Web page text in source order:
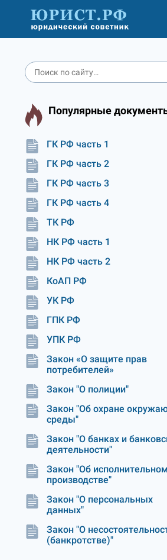
Популярные
ГК РФ часть 1
ГК РФ часть 2
ГК РФ часть 3
ГК РФ часть 4
ТК РФ
НК РФ часть 1
НК РФ часть 2
КоАП РФ
УК РФ
ГПК РФ
УПК РФ
Закон «О защите прав
потребителей»
Закон "О полиции"
Закон "Об охране
среды"
Закон "О банках и
деятельности"
Закон "Об исполнительном
производстве"
Закон "О персональных
данных"
Закон "О
(банкротстве)"